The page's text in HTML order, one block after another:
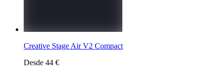
Creative Stage Air V2 Compact
Desde 44 €